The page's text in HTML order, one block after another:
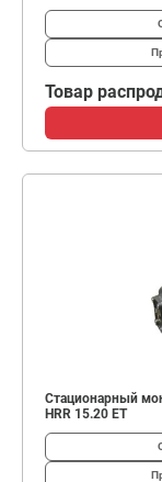
Товар
Стационарный
HRR 15.20 ET